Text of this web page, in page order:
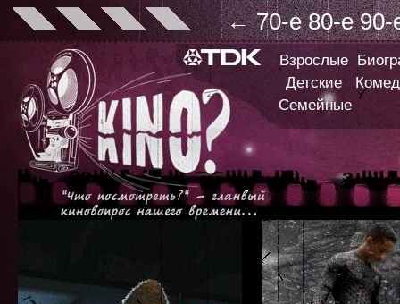
← 70-е 80-е 90-
Взрослые
Детские
Семейные